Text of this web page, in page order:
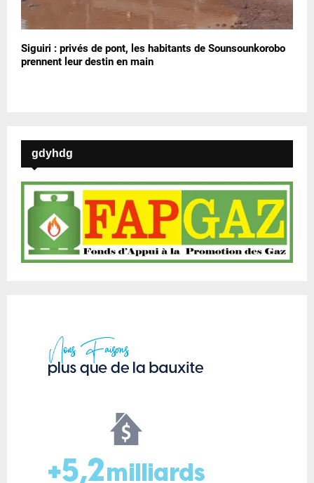
Siguiri : privés de pont, les habitants de Sounsounkorobo
prennent leur destin en main
gdyhdg